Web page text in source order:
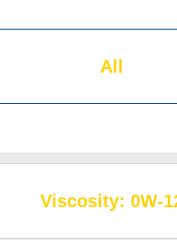
All
Viscosity: 0W-